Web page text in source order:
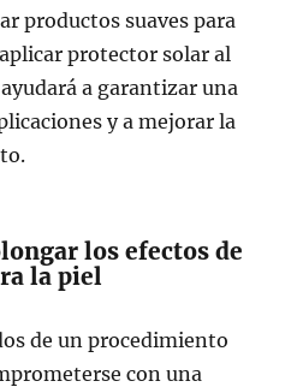
productos suaves para
protector solar al
a garantizar una
y a mejorar la
los efectos de
la piel
de un procedimiento
con una